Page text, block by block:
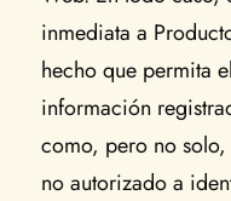
inmediata a
hecho que permita
información
como, pero no
no autorizado a